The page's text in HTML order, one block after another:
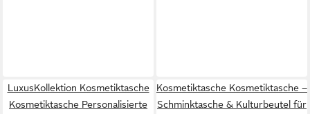
LuxusKollektion Kosmetiktasche
Kosmetiktasche Personalisierte
Kosmetiktasche Kosmetiktasche –
Schminktasche & Kulturbeutel für